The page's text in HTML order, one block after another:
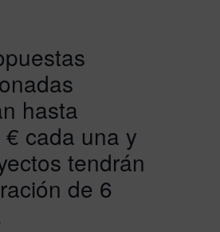
hasta
cada una y
tendrán
de 6